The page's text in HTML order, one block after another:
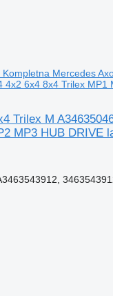
Mercedes
6x4 8x4 Trilex MP1
Trilex M
MP3 HUB DRIVE